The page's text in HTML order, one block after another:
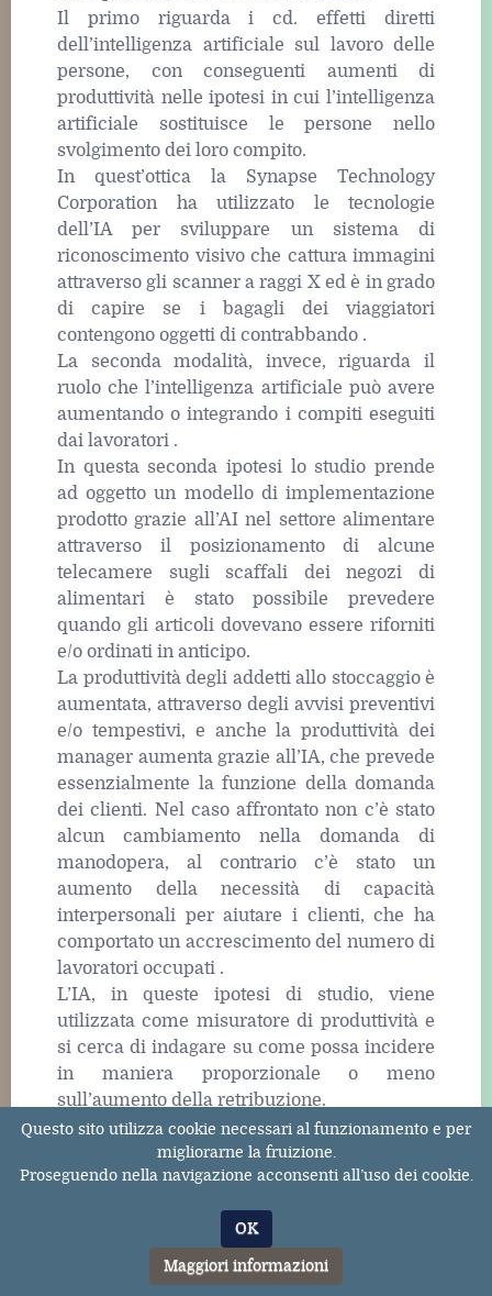
Il primo riguarda i cd. effetti diretti
dell’intelligenza artificiale sul lavoro delle
persone, con conseguenti aumenti di
produttività nelle ipotesi in cui l’intelligenza
artificiale sostituisce le persone nello
svolgimento dei loro compito.
In quest’ottica la Synapse Technology
Corporation ha utilizzato le tecnologie
dell’IA per sviluppare un sistema di
riconoscimento visivo che cattura immagini
attraverso gli scanner a raggi X ed è in grado
di capire se i bagagli dei viaggiatori
contengono oggetti di contrabbando .
La seconda modalità, invece, riguarda il
ruolo che l’intelligenza artificiale può avere
aumentando o integrando i compiti eseguiti
dai lavoratori .
In questa seconda ipotesi lo studio prende
ad oggetto un modello di implementazione
prodotto grazie all’AI nel settore alimentare
attraverso il posizionamento di alcune
telecamere sugli scaffali dei negozi di
alimentari è stato possibile prevedere
quando gli articoli dovevano essere riforniti
e/o ordinati in anticipo.
La produttività degli addetti allo stoccaggio è
aumentata, attraverso degli avvisi preventivi
e/o tempestivi, e anche la produttività dei
manager aumenta grazie all’IA, che prevede
essenzialmente la funzione della domanda
dei clienti. Nel caso affrontato non c’è stato
alcun cambiamento nella domanda di
manodopera, al contrario c’è stato un
aumento della necessità di capacità
interpersonali per aiutare i clienti, che ha
comportato un accrescimento del numero di
lavoratori occupati .
L’IA, in queste ipotesi di studio, viene
utilizzata come misuratore di produttività e
si cerca di indagare su come possa incidere
in maniera proporzionale o meno
sull’aumento della retribuzione.
Invero, in base ai dati raccolti nell’ultimo
periodo in America è possibile affermare
che la diffusione e l’utilizzo dell’IA ha
influenzato il tasso di occupazione e le
competenze dei dipendenti .
In particolare, pochissime aziende hanno
segnalato danni causati dall’IA, anzi l’IA
Questo sito utilizza cookie necessari al funzionamento e per
migliorarne la fruizione.
Proseguendo nella navigazione acconsenti all’uso dei cookie.
OK
Maggiori informazioni